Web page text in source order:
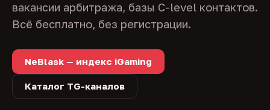
вакансии арбитража, базы C-level контактов.
Всё бесплатно, без регистрации.
NeBlask — индекс iGaming
Каталог TG-каналов